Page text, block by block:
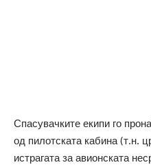
Спасувачките екипи го
од пилотската кабина (т.н.
истрагата за авионската